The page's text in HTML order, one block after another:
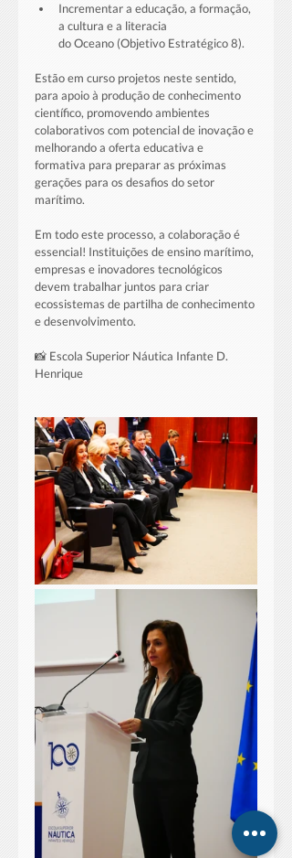
Incrementar a educação, a formação,
a cultura e a literacia
do Oceano (Objetivo Estratégico 8).
Estão em curso projetos neste sentido,
para apoio à produção de conhecimento
científico, promovendo ambientes
colaborativos com potencial de inovação e
melhorando a oferta educativa e
formativa para preparar as próximas
gerações para os desafios do setor
marítimo.
Em todo este processo, a colaboração é
essencial! Instituições de ensino marítimo,
empresas e inovadores tecnológicos
devem trabalhar juntos para criar
ecossistemas de partilha de conhecimento
e desenvolvimento.
📸 Escola Superior Náutica Infante D.
Henrique